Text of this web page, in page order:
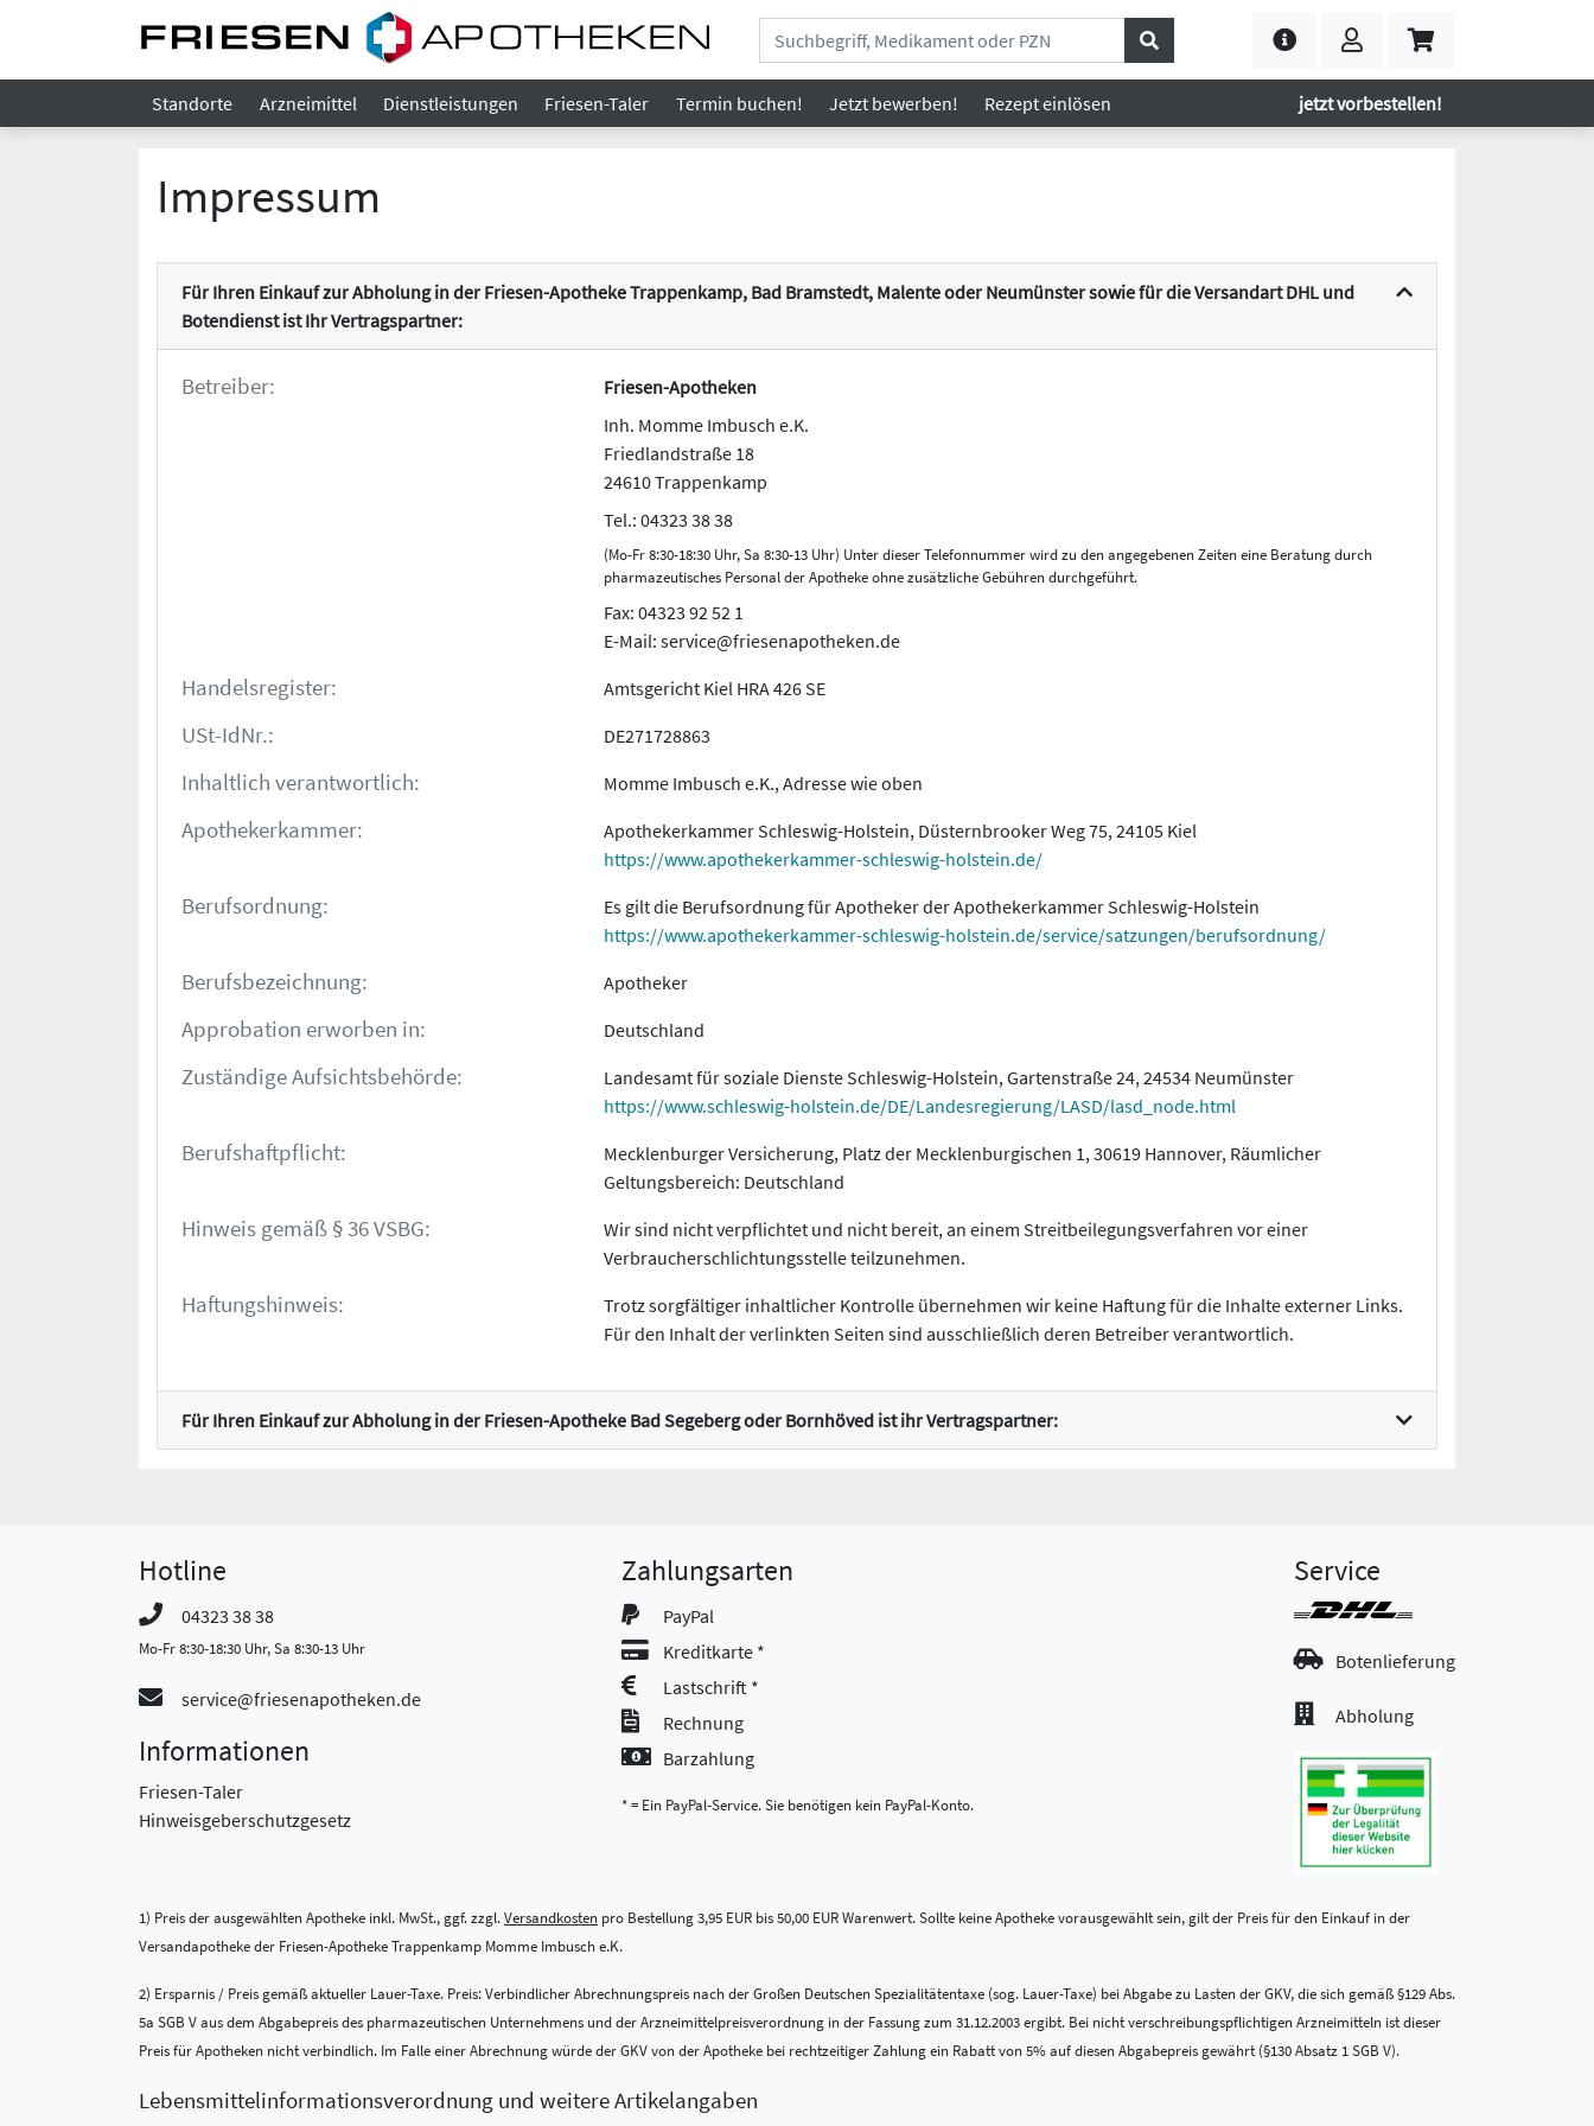
Standorte Arzneimittel Dienstleistungen Friesen-Taler Termin buchen! Jetzt bewerben! Rezepteinlösen jetzt vorbestellen!
Impressum
Für Ihren Einkauf zur Abholung in der Friesen-Apotheke Trappenkamp, Bad Bramstedt, Malente oder Neumünster sowie für die Versandart DHL und
Botendienst ist Ihr Vertragspartner:
Betreiber:
Friesen-Apotheken
Inh. Momme Imbusch e.K.
Friedlandstraße 18
24610 Trappenkamp
Tel.: 04323 38 38
(Mo-Fr 8:30-18:30 Uhr, Sa 8:30-13 Uhr) Unter dieser Telefonnummer wird zu den angegebenen Zeiten eine Beratung durch
pharmazeutisches Personal der Apotheke ohne zusätzliche Gebühren durchgeführt.
Fax: 04323 92 52 1
E-Mail: service@friesenapotheken.de
Handelsregister: Amtsgericht Kiel HRA 426 SE
USt-IdNr.: DE271728863
Inhaltlich verantwortlich: Momme Imbusch e.K., Adresse wie oben
Apotheker­kammer:
Apothekerkammer Schleswig-Holstein, Düsternbrooker Weg 75, 24105 Kiel
https://www.apothekerkammer-schleswig-holstein.de/
Berufsordnung:
Es gilt die Berufsordnung für Apotheker der Apothekerkammer Schleswig-Holstein
https://www.apothekerkammer-schleswig-holstein.de/service/satzungen/berufsordnung/
Berufsbezeichnung: Apotheker
Approbation erworben in: Deutschland
Zuständige Aufsichtsbehörde:
Landesamt für soziale Dienste Schleswig-Holstein, Gartenstraße 24, 24534 Neumünster
https://www.schleswig-holstein.de/DE/Landesregierung/LASD/lasd_node.html
Berufshaftpflicht:
Mecklenburger Versicherung, Platz der Mecklenburgischen 1, 30619 Hannover, Räumlicher
Geltungsbereich: Deutschland
Hinweis gemäß § 36 VSBG:
Wir sind nicht verpflichtet und nicht bereit, an einem Streitbeilegungsverfahren vor einer
Verbraucherschlichtungsstelle teilzunehmen.
Haftungshinweis:
Trotz sorgfältiger inhaltlicher Kontrolle übernehmen wir keine Haftung für die Inhalte externer Links.
Für den Inhalt der verlinkten Seiten sind ausschließlich deren Betreiber verantwortlich.
Für Ihren Einkauf zur Abholung in der Friesen-Apotheke Bad Segeberg oder Bornhöved ist ihr Vertragspartner:
Hotline
04323 38 38
Mo-Fr 8:30-18:30 Uhr, Sa 8:30-13 Uhr
service@friesenapotheken.de
Informationen
Friesen-Taler
Hinweisgeberschutzgesetz
Zahlungsarten
PayPal
Kreditkarte *
Lastschrift *
Rechnung
Barzahlung
* = Ein PayPal-Service. Sie benötigen kein PayPal-Konto.
Service
Botenlieferung
Abholung
1) Preis der ausgewählten Apotheke inkl. MwSt., ggf. zzgl.Versandkosten pro Bestellung 3,95 EUR bis 50,00 EUR Warenwert. Sollte keine Apotheke vorausgewählt sein, gilt der Preis für den Einkauf in der
Versandapotheke der Friesen-Apotheke Trappenkamp Momme Imbusch e.K.
2) Ersparnis / Preis gemäß aktueller Lauer-Taxe. Preis: Verbindlicher Abrechnungspreis nach der Großen Deutschen Spezialitätentaxe (sog. Lauer-Taxe) bei Abgabe zu Lasten der GKV, die sich gemäß §129 Abs.
5a SGB V aus dem Abgabepreis des pharmazeutischen Unternehmens und der Arzneimittelpreisverordnung in der Fassung zum 31.12.2003 ergibt. Bei nicht verschreibungspflichtigen Arzneimitteln ist dieser
Preis für Apotheken nicht verbindlich. Im Falle einer Abrechnung würde der GKV von der Apotheke bei rechtzeitiger Zahlung ein Rabatt von 5% auf diesen Abgabepreis gewährt (§130 Absatz 1 SGB V).
Lebensmittel­informations­verordnung und weitere Artikelangaben